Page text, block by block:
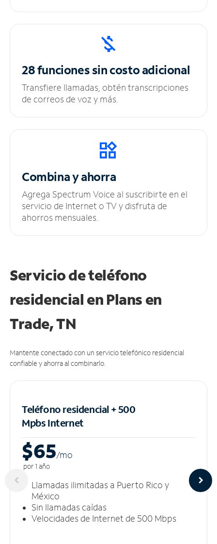
28 funciones sincosto adicional
Transfiere llamadas, obtén transcripciones
de correos de voz y más.
Combina y ahorra
Agrega Spectrum Voice al suscribirte en el
servicio de Internet o TV y disfruta de
ahorros mensuales.
Servicio de teléfono
residencial en Plans en
Trade, TN
Mantente conectado con un servicio telefónico residencial
confiable y ahorra al combinarlo.
Teléfono residencial + 500
MpbsInternet
$65/mo
por 1 año
Llamadas ilimitadas a Puerto Rico y
México
Sin llamadas caídas
Velocidades de Internet de 500 Mbps